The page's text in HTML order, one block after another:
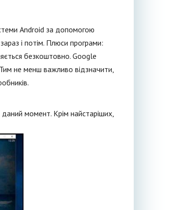
Android за допомогою
і потім. Плюси програми:
безкоштовно. Google
не менш важливо відзначити,
момент. Крім найстаріших,